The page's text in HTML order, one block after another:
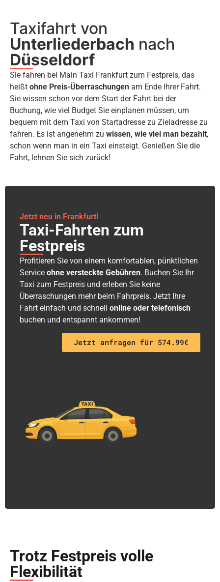
Taxifahrt von
Unterliederbach nach
Düsseldorf
Sie fahren bei Main Taxi Frankfurt zum Festpreis, das
heißt ohne Preis-Überraschungen am Ende Ihrer Fahrt.
Sie wissen schon vor dem Start der Fahrt bei der
Buchung, wie viel Budget Sie einplanen müssen, um
bequem mit dem Taxi von Startadresse zu Zieladresse zu
fahren. Es ist angenehm zu wissen, wie viel man bezahlt,
schon wenn man in ein Taxi einsteigt. Genießen Sie die
Fahrt, lehnen Sie sich zurück!
Jetzt neu in Frankfurt!
Taxi-Fahrten zum
Festpreis
Profitieren Sie von einem komfortablen, pünktlichen
Service ohne versteckte Gebühren. Buchen Sie Ihr
Taxi zum Festpreis und erleben Sie keine
Überraschungen mehr beim Fahrpreis. Jetzt Ihre
Fahrt einfach und schnell online oder telefonisch
buchen und entspannt ankommen!
Jetzt anfragen für 574.99€
Trotz Festpreis volle
Flexibilität